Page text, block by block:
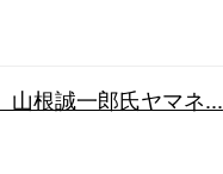
根誠一郎氏ヤマネ...